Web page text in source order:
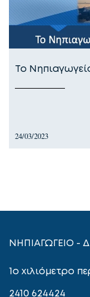
Το
24/03/2023
ΝΗΠΙΑΓΩΓΕΙΟ -
1ο χιλιόμετρο
2410 624424